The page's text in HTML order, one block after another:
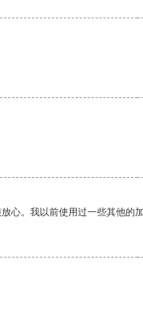
。我以前使用过一些其他的